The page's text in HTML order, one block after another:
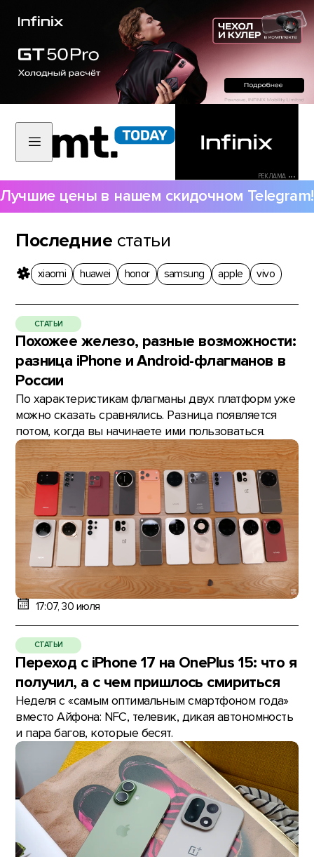
РЕКЛАМА •••
Лучшие цены в нашем скидочном Telegram!
Последние статьи
xiaomi huawei honor samsung apple vivo
СТАТЬИ
Похожее железо, разные возможности:
разница iPhone и Android-флагманов в
России
По характеристикам флагманы двух платформ уже
можно сказать сравнялись. Разница появляется
потом, когда вы начинаете ими пользоваться.
17:07, 30 июля
СТАТЬИ
Переход с iPhone 17 на OnePlus 15: что я
получил, а с чем пришлось смириться
Неделя с «самым оптимальным смартфоном года»
вместо Айфона: NFC, телевик, дикая автономность
и пара багов, которые бесят.